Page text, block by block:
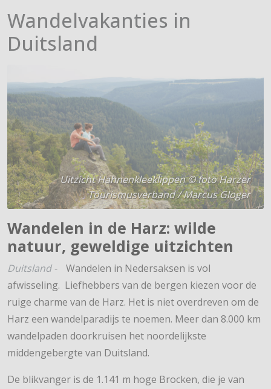
Wandelvakanties in
Duitsland
Uitzicht Hahnenkleeklippen © foto Harzer
Tourismusverband / Marcus Gloger
Wandelen in de Harz: wilde
natuur, geweldige uitzichten
Duitsland-
Wandelen in Nedersaksen is vol
afwisseling. Liefhebbers van de bergen kiezen voor de
ruige charme van de Harz. Het is niet overdreven om de
Harz een wandelparadijs te noemen. Meer dan 8.000 km
wandelpaden doorkruisen het noordelijkste
middengebergte van Duitsland.
De blikvanger is de 1.141 m hoge Brocken, die je van